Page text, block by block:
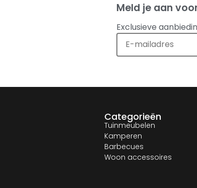
Meld je aan
Exclusieve
Categorieën
Tuinmeubelen
Kamperen
Barbecues
Woon accessoires